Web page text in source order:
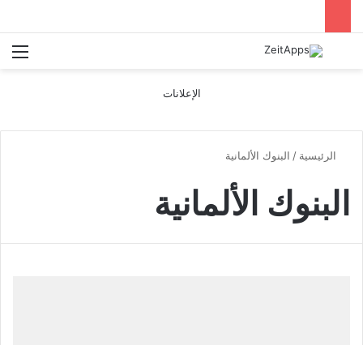
بحث عن
الإعلانات
الرئيسية / البنوك الألمانية
البنوك الألمانية